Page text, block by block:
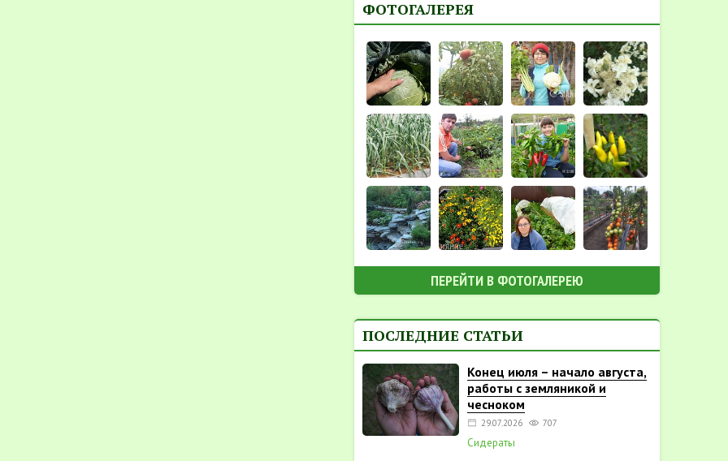
ФОТОГАЛЕРЕЯ
ПЕРЕЙТИ В ФОТОГАЛЕРЕЮ
ПОСЛЕДНИЕ СТАТЬИ
Конец июля – начало августа,
работы с земляникой и
чесноком
29.07.2026 707
Сидераты